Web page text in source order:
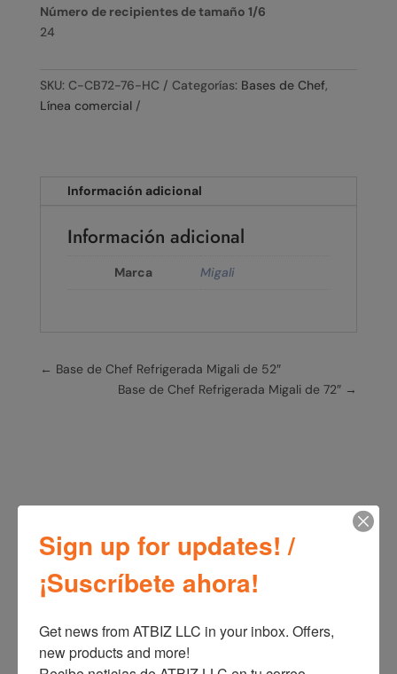
Número de recipientes de tamaño 1/6
24
SKU: C-CB72-76-HC Categorías: Bases de Chef,
Línea comercial
Información adicional
Información adicional
Marca Migali
← Base de Chef Refrigerada Migali de 52″
Base de Chef Refrigerada Migali de 72″ →
Productos relacionados
Sign up for updates! /
¡Suscríbete ahora!
Get news from ATBIZ LLC in your inbox. Offers,
new products and more!